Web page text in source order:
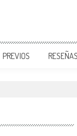
PREVIOS RESEÑAS